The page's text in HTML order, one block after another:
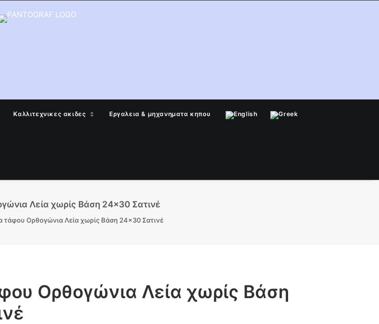
Καλλιτεχνικες ακιδες Εργαλεια & μηχανηματα κηπου
Λεία χωρίς Βάση 24×30 Σατινέ
τάφου Ορθογώνια Λεία χωρίς Βάση 24×30 Σατινέ
Ορθογώνια Λεία χωρίς Βάση